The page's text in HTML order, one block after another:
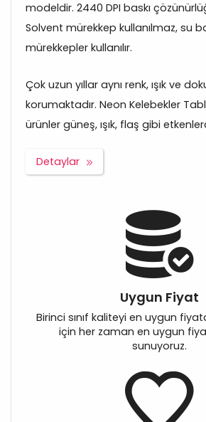
modeldir. 2440 DPI baskı
Solvent mürekkep kullanılmaz, su
mürekkepler kullanılır.
Çok uzun yıllar aynı renk, ışık ve
korumaktadır. Neon Kelebekler
ürünler güneş, ışık, flaş gibi
Detaylar
Uygun Fiyat
Birinci sınıf kaliteyi en uygun
için her zaman en uygun
sunuyoruz.